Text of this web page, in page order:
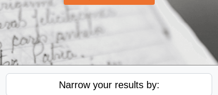
Narrow your results by: